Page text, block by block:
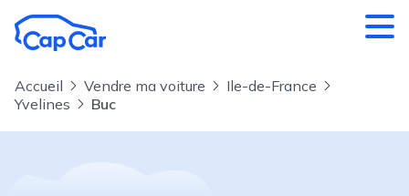
Accueil Vendre ma voiture
Ile-de-France
Yvelines
Buc